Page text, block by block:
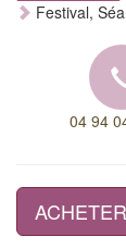
Festival,
04 94